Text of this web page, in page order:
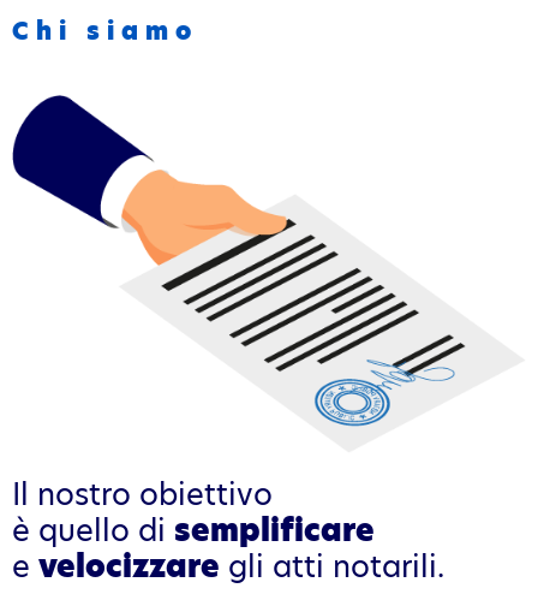
Chi siamo
Il nostro obiettivo
è quello di semplificare
e velocizzare gli atti notarili.